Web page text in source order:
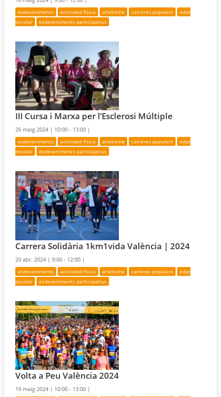
esdeveniments actividad física atletisme carreres populars
edat
escolar
esdeveniments participatius
III Cursa i Marxa per l’Esclerosi Múltiple
26 maig 2024 | 10:00 - 13:00 |
esdeveniments actividad física atletisme carreres populars
edat
escolar
esdeveniments participatius
Carrera Solidària 1km1vida València | 2024
20 abr. 2024 |9:00 - 12:00 |
esdeveniments actividad física atletisme carreres populars
edat
escolar
esdeveniments participatius
Volta a Peu València 2024
19 maig 2024 | 10:00 - 13:00 |